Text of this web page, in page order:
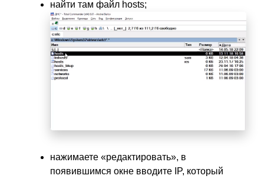
найти там файл hosts;
нажимаете «редактировать», в
появившимся окне вводите IP, который